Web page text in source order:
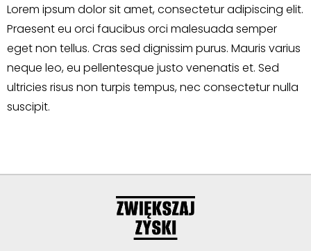
Lorem ipsum dolor sit amet, consectetur adipiscing elit.
Praesent eu orci faucibus orci malesuada semper
eget non tellus. Cras sed dignissim purus. Mauris varius
neque leo, eu pellentesque justo venenatis et. Sed
ultricies risus non turpis tempus, nec consectetur nulla
suscipit.